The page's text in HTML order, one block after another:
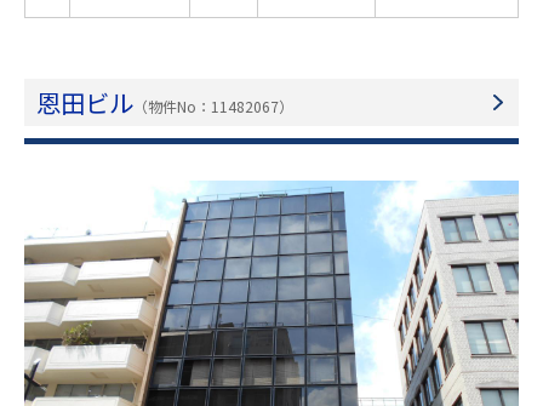
恩田ビル （物件No：11482067）